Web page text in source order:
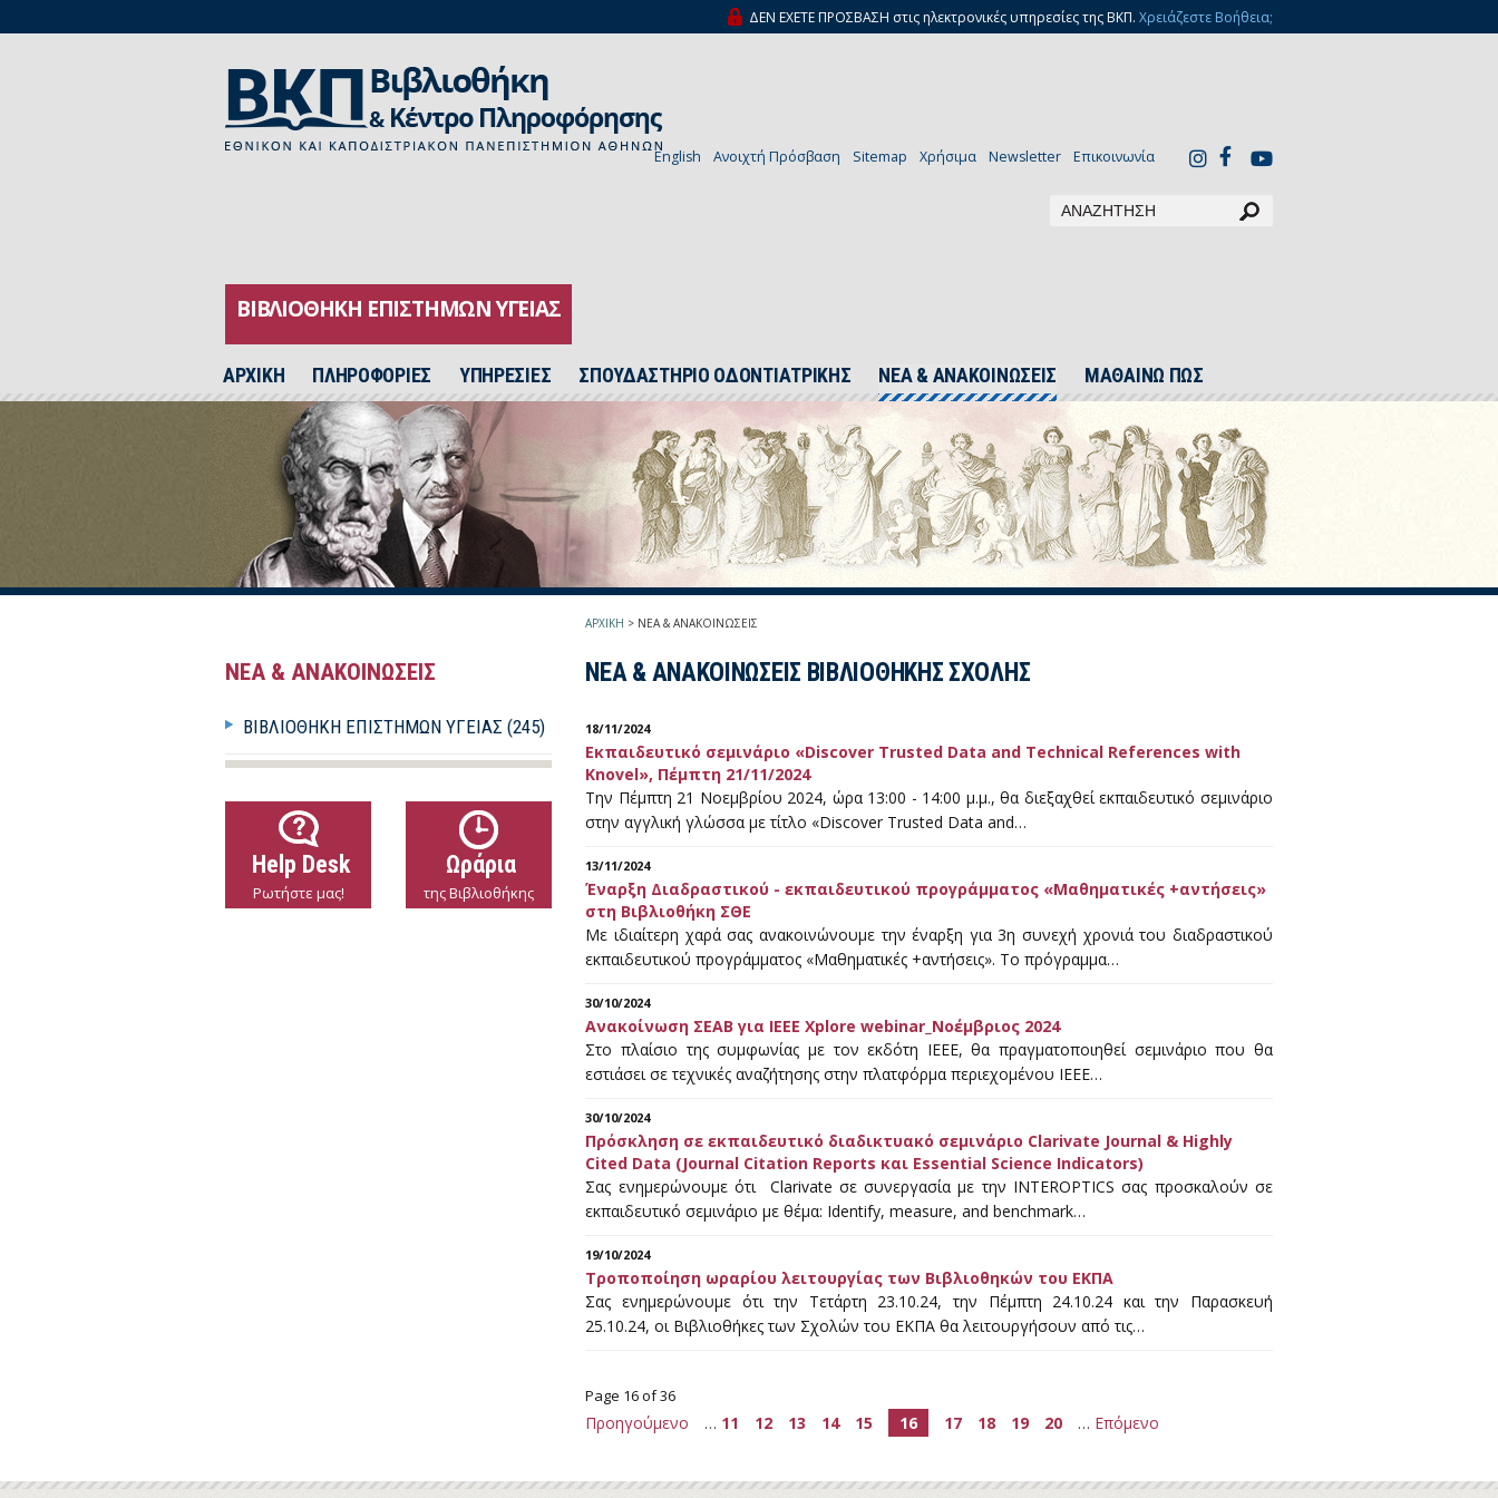
ΔΕΝ ΕΧΕΤΕ ΠΡΟΣΒΑΣΗ στις ηλεκτρονικές υπηρεσίες της ΒΚΠ. Χρειάζεστε Βοήθεια;
English Ανοιχτή Πρόσβαση Sitemap Χρήσιμα Newsletter Επικοινωνία
ΒΙΒΛΙΟΘΗΚΗ ΕΠΙΣΤΗΜΩΝ ΥΓΕΙΑΣ
ΑΡΧΙΚH ΠΛΗΡΟΦΟΡΙΕΣ ΥΠΗΡΕΣΙΕΣ ΣΠΟΥΔΑΣΤΗΡΙΟ ΟΔΟΝΤΙΑΤΡΙΚΗΣ ΝΕΑ & ΑΝΑΚΟΙΝΩΣΕΙΣ ΜΑΘΑΙΝΩ ΠΩΣ
ΝΕΑ & ΑΝΑΚΟΙΝΩΣΕΙΣ
ΒΙΒΛΙΟΘΉΚΗ ΕΠΙΣΤΗΜΏΝ ΥΓΕΊΑΣ (245)
Help Desk
Ρωτήστε μας!
Ωράρια
της Βιβλιοθήκης
ΑΡΧΙΚΗ > ΝΕΑ & ΑΝΑΚΟΙΝΩΣΕΙΣ
ΝΕΑ & ΑΝΑΚΟΙΝΩΣΕΙΣ ΒΙΒΛΙΟΘΗΚΗΣ ΣΧΟΛΗΣ
18/11/2024
Εκπαιδευτικό σεμινάριο «Discover Trusted Data and Technical References with
Knovel», Πέμπτη 21/11/2024
Την Πέμπτη 21 Νοεμβρίου 2024, ώρα 13:00 - 14:00 μ.μ., θα διεξαχθεί εκπαιδευτικό σεμινάριο
στην αγγλική γλώσσα με τίτλο «Discover Trusted Data and…
13/11/2024
Έναρξη Διαδραστικού - εκπαιδευτικού προγράμματος «Μαθηματικές +αντήσεις»
στη Βιβλιοθήκη ΣΘΕ
Με ιδιαίτερη χαρά σας ανακοινώνουμε την έναρξη για 3η συνεχή χρονιά του διαδραστικού
εκπαιδευτικού προγράμματος «Μαθηματικές +αντήσεις». Το πρόγραμμα…
30/10/2024
Ανακοίνωση ΣΕΑΒ για IEEE Xplore webinar_Νοέμβριος 2024
Στο πλαίσιο της συμφωνίας με τον εκδότη IEEE, θα πραγματοποιηθεί σεμινάριο που θα
εστιάσει σε τεχνικές αναζήτησης στην πλατφόρμα περιεχομένου IEEE…
30/10/2024
Πρόσκληση σε εκπαιδευτικό διαδικτυακό σεμινάριο Clarivate Journal & Highly
Cited Data (Journal Citation Reports και Essential Science Indicators)
Σας ενημερώνουμε ότι Clarivate σε συνεργασία με την INTEROPTICS σας προσκαλούν σε
εκπαιδευτικό σεμινάριο με θέμα: Identify, measure, and benchmark…
19/10/2024
Τροποποίηση ωραρίου λειτουργίας των Βιβλιοθηκών του ΕΚΠΑ
Σας ενημερώνουμε ότι την Τετάρτη 23.10.24, την Πέμπτη 24.10.24 και την Παρασκευή
25.10.24, οι Βιβλιοθήκες των Σχολών του ΕΚΠΑ θα λειτουργήσουν από τις…
Page 16 of 36
Προηγούμενο … 11 12 13 14 15 16 17 18 19 20 … Επόμενο